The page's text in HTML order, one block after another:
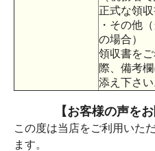
正式な領収
・その他
の場合）
領収書を
際、備考
添え下さい
【お客様の声を
この度は当店をご利用いた
ます。